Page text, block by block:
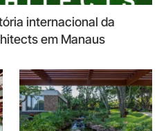
internacional da
em Manaus